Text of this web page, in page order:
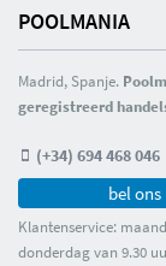
POOLMANIA
Madrid, Spanje.
geregistreerd
(+34) 694 468 046
bel ons
Klantenservice:
donderdag van 9.30